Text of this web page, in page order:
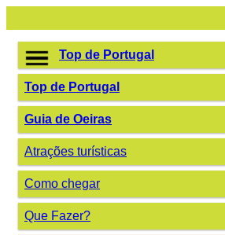
Top de Portugal
Top de Portugal
Guia de Oeiras
Atrações turísticas
Como chegar
Que Fazer?